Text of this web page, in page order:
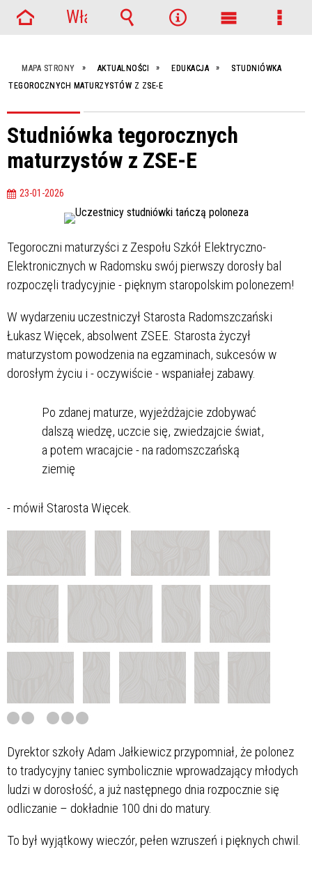
MAPA STRONY AKTUALNOŚCI EDUKACJA
STUDNIÓWKA
TEGOROCZNYCH MATURZYSTÓW Z ZSE-E
Studniówka tegorocznych
maturzystów z ZSE-E
23-01-2026
Tegoroczni maturzyści z Zespołu Szkół Elektryczno-
Elektronicznych w Radomsku swój pierwszy dorosły bal
rozpoczęli tradycyjnie - pięknym staropolskim polonezem!
W wydarzeniu uczestniczył Starosta Radomszczański
Łukasz Więcek, absolwent ZSEE. Starosta życzył
maturzystom powodzenia na egzaminach, sukcesów w
dorosłym życiu i - oczywiście - wspaniałej zabawy.
Po zdanej maturze, wyjeżdżajcie zdobywać
dalszą wiedzę, uczcie się, zwiedzajcie świat,
a potem wracajcie - na radomszczańską
ziemię
- mówił Starosta Więcek.
Dyrektor szkoły Adam Jałkiewicz przypomniał, że polonez
to tradycyjny taniec symbolicznie wprowadzający młodych
ludzi w dorosłość, a już następnego dnia rozpocznie się
odliczanie – dokładnie 100 dni do matury.
To był wyjątkowy wieczór, pełen wzruszeń i pięknych chwil.
Włącz
główne